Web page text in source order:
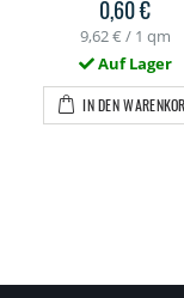
0,60 €
9,62 € / 1 qm
Auf Lager
IN DEN